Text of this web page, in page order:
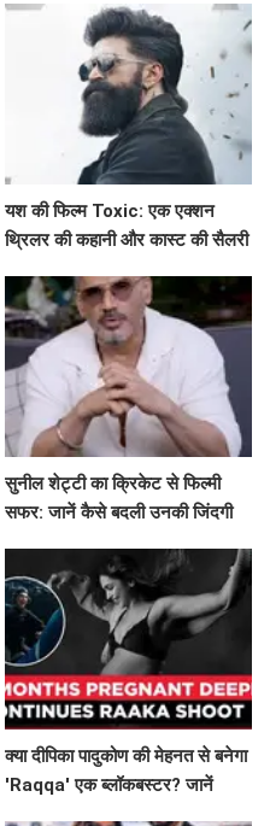
यश की फिल्म Toxic: एक एक्शन
थ्रिलर की कहानी और कास्ट की सैलरी
सुनील शेट्टी का क्रिकेट से फिल्मी
सफर: जानें कैसे बदली उनकी जिंदगी
क्या दीपिका पादुकोण की मेहनत से बनेगा
'Raqqa' एक ब्लॉकबस्टर? जानें